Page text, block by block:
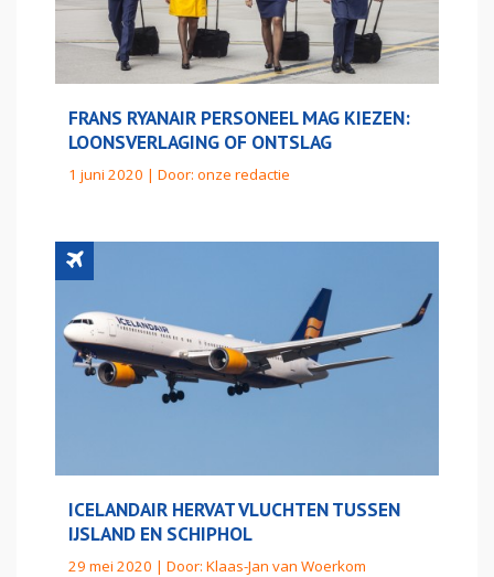
FRANS RYANAIR PERSONEEL MAG KIEZEN:
LOONSVERLAGING OF ONTSLAG
1 juni 2020 | Door: onze redactie
ICELANDAIR HERVAT VLUCHTEN TUSSEN
IJSLAND EN SCHIPHOL
29 mei 2020 | Door: Klaas-Jan van Woerkom